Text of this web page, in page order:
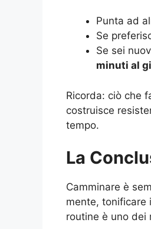
Punta ad
Se
Se sei
minuti al
Ricorda: ciò che
costruisce
tempo.
La
Camminare è
mente, tonificare
routine è uno dei